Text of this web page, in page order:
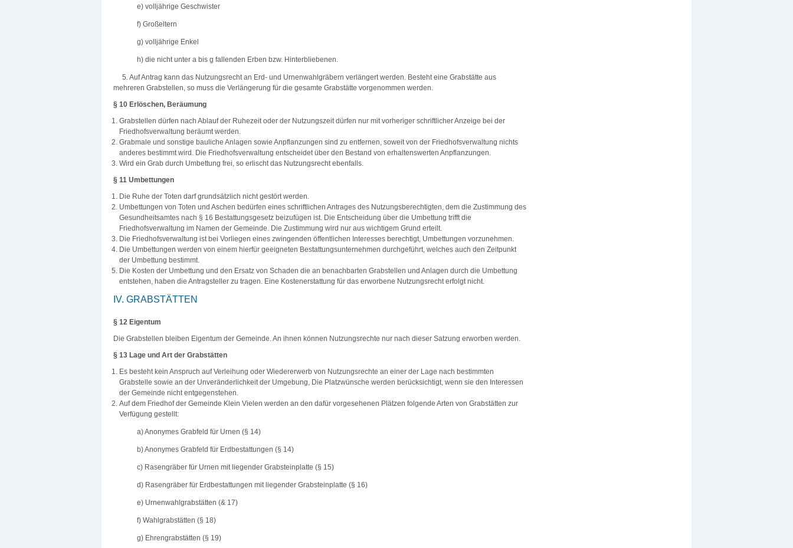
e) volljährige Geschwister
f) Großeltern
g) volljährige Enkel
h) die nicht unter a bis g fallenden Erben bzw. Hinterbliebenen.
5. Auf Antrag kann das Nutzungsrecht an Erd- und Urnenwahlgräbern verlängert werden. Besteht eine Grabstätte aus
mehreren Grabstellen, so muss die Verlängerung für die gesamte Grabstätte vorgenommen werden.
§ 10 Erlöschen, Beräumung
Grabstellen dürfen nach Ablauf der Ruhezeit oder der Nutzungszeit dürfen nur mit vorheriger schriftlicher Anzeige bei der
Friedhofsverwaltung beräumt werden.
Grabmale und sonstige bauliche Anlagen sowie Anpflanzungen sind zu entfernen, soweit von der Friedhofsverwaltung nichts
anderes bestimmt wird. Die Friedhofsverwaltung entscheidet über den Bestand von erhaltenswerten Anpflanzungen.
Wird ein Grab durch Umbettung frei, so erlischt das Nutzungsrecht ebenfalls.
§ 11 Umbettungen
Die Ruhe der Toten darf grundsätzlich nicht gestört werden.
Umbettungen von Toten und Aschen bedürfen eines schriftlichen Antrages des Nutzungsberechtigten, dem die Zustimmung des
Gesundheitsamtes nach § 16 Bestattungsgesetz beizufügen ist. Die Entscheidung über die Umbettung trifft die
Friedhofsverwaltung im Namen der Gemeinde. Die Zustimmung wird nur aus wichtigem Grund erteilt.
Die Friedhofsverwaltung ist bei Vorliegen eines zwingenden öffentlichen Interesses berechtigt, Umbettungen vorzunehmen.
Die Umbettungen werden von einem hierfür geeigneten Bestattungsunternehmen durchgeführt, welches auch den Zeitpunkt
der Umbettung bestimmt.
Die Kosten der Umbettung und den Ersatz von Schaden die an benachbarten Grabstellen und Anlagen durch die Umbettung
entstehen, haben die Antragsteller zu tragen. Eine Kostenerstattung für das erworbene Nutzungsrecht erfolgt nicht.
IV. GRABSTÄTTEN
§ 12 Eigentum
Die Grabstellen bleiben Eigentum der Gemeinde. An ihnen können Nutzungsrechte nur nach dieser Satzung erworben werden.
§ 13 Lage und Art der Grabstätten
Es besteht kein Anspruch auf Verleihung oder Wiedererwerb von Nutzungsrechte an einer der Lage nach bestimmten
Grabstelle sowie an der Unveränderlichkeit der Umgebung, Die Platzwünsche werden berücksichtigt, wenn sie den Interessen
der Gemeinde nicht entgegenstehen.
Auf dem Friedhof der Gemeinde Klein Vielen werden an den dafür vorgesehenen Plätzen folgende Arten von Grabstätten zur
Verfügung gestellt:
a) Anonymes Grabfeld für Urnen (§ 14)
b) Anonymes Grabfeld für Erdbestattungen (§ 14)
c) Rasengräber für Urnen mit liegender Grabsteinplatte (§ 15)
d) Rasengräber für Erdbestattungen mit liegender Grabsteinplatte (§ 16)
e) Urnenwahlgrabstätten (& 17)
f) Wahlgrabstätten (§ 18)
g) Ehrengrabstätten (§ 19)